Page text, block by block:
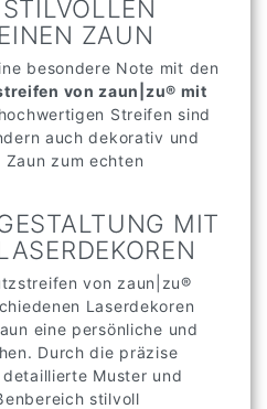
ZAUN
besondere Note mit den
von zaun|zu® mit
Streifen sind
auch dekorativ und
zum echten
MIT
von zaun|zu®
Laserdekoren
eine persönliche und
Durch die präzise
Muster und
stilvoll